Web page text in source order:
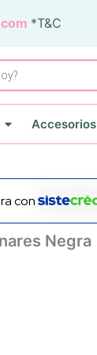
*T&C
Accesorios
con
Negra